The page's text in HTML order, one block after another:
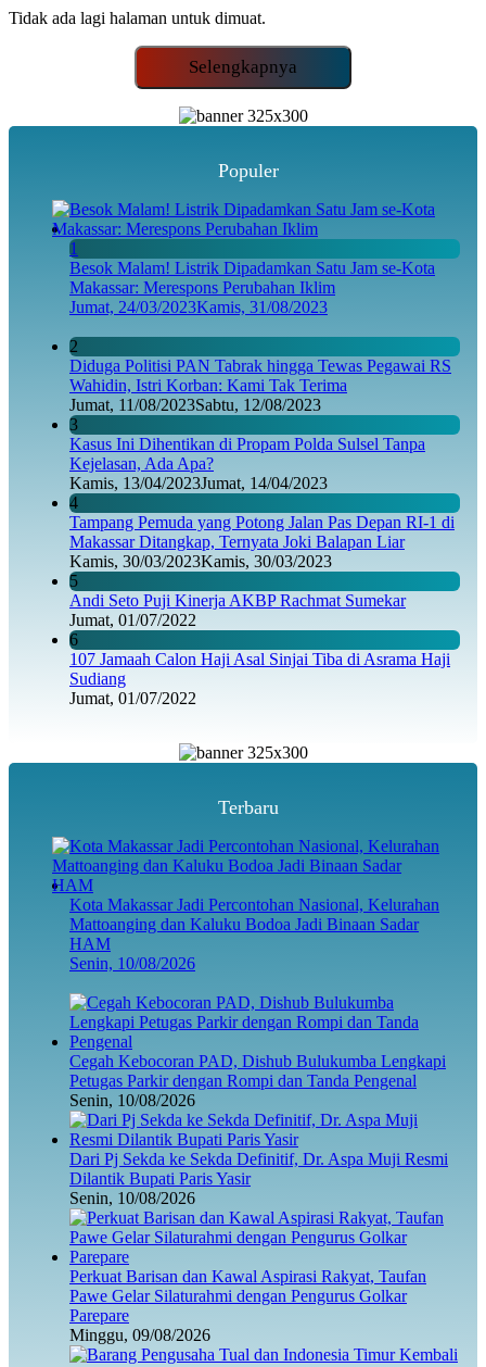
Tidak ada lagi halaman untuk dimuat.
Selengkapnya
Populer
1
Besok Malam! Listrik Dipadamkan Satu Jam se-Kota
Makassar: Merespons Perubahan Iklim
Jumat, 24/03/2023Kamis, 31/08/2023
2
Diduga Politisi PAN Tabrak hingga Tewas Pegawai RS
Wahidin, Istri Korban: Kami Tak Terima
Jumat, 11/08/2023Sabtu, 12/08/2023
3
Kasus Ini Dihentikan di Propam Polda Sulsel Tanpa
Kejelasan, Ada Apa?
Kamis, 13/04/2023Jumat, 14/04/2023
4
Tampang Pemuda yang Potong Jalan Pas Depan RI-1 di
Makassar Ditangkap, Ternyata Joki Balapan Liar
Kamis, 30/03/2023Kamis, 30/03/2023
5
Andi Seto Puji Kinerja AKBP Rachmat Sumekar
Jumat, 01/07/2022
6
107 Jamaah Calon Haji Asal Sinjai Tiba di Asrama Haji
Sudiang
Jumat, 01/07/2022
Terbaru
Kota Makassar Jadi Percontohan Nasional, Kelurahan
Mattoanging dan Kaluku Bodoa Jadi Binaan Sadar
HAM
Senin, 10/08/2026
Cegah Kebocoran PAD, Dishub Bulukumba Lengkapi
Petugas Parkir dengan Rompi dan Tanda Pengenal
Senin, 10/08/2026
Dari Pj Sekda ke Sekda Definitif, Dr. Aspa Muji Resmi
Dilantik Bupati Paris Yasir
Senin, 10/08/2026
Perkuat Barisan dan Kawal Aspirasi Rakyat, Taufan
Pawe Gelar Silaturahmi dengan Pengurus Golkar
Parepare
Minggu, 09/08/2026